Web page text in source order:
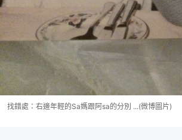
找錯處：右邊年輕的Sa媽跟阿sa的分別 ...(微博圖片)